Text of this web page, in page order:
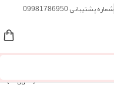
شماره پشتیبانی 09981786950